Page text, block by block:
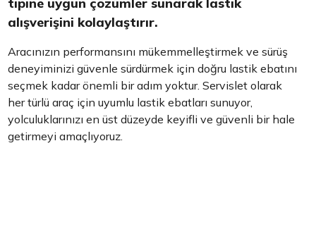
alışverişini kolaylaştırır.
Aracınızın performansını mükemmelleştirmek ve sürüş
deneyiminizi güvenle sürdürmek için doğru lastik ebatını
seçmek kadar önemli bir adım yoktur. Servislet olarak
her türlü araç için uyumlu lastik ebatları sunuyor,
yolculuklarınızı en üst düzeyde keyifli ve güvenli bir hale
getirmeyi amaçlıyoruz.